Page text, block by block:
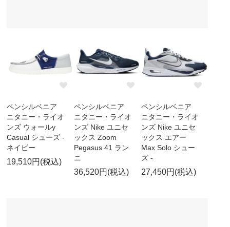
ペンシルベニア
ニタニー・ライオ
ンズ ウォールy
Casual シューズ -
ネイビー
19,510円(税込)
ペンシルベニア
ニタニー・ライオ
ンズ Nike ユニセ
ックス Zoom
Pegasus 41 ラン
ニ
36,520円(税込)
ペンシルベニア
ニタニー・ライオ
ンズ Nike ユニセ
ックス エアー
Max Solo シュー
ズ -
27,450円(税込)